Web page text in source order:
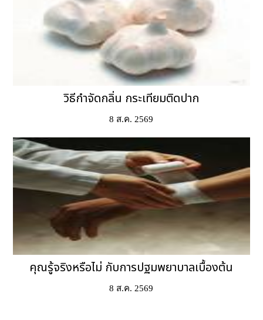
วิธีกำจัดกลิ่น กระเทียมติดปาก
8 ส.ค. 2569
คุณรู้จริงหรือไม่ กับการปฐมพยาบาลเบื้องต้น
8 ส.ค. 2569